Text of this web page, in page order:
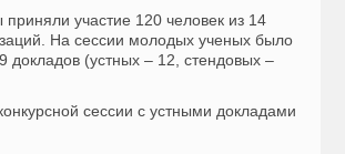
участие 120 человек из 14
На сессии молодых ученых было
докладов (устных – 12, стендовых –
сессии с устными докладами